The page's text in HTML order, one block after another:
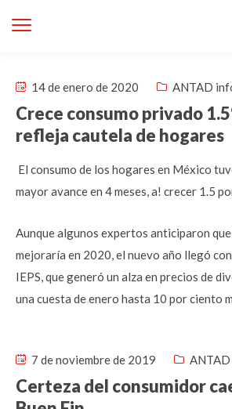
14 de enero de 2020 ANTAD
Crece consumo privado
refleja cautela de hogares
El consumo de los hogares en México
mayor avance en 4 meses, a! crecer 1.5
Aunque algunos expertos anticiparon
mejoraría en 2020, el nuevo año llegó
IEPS, que generó un alza en precios de
una cuesta de enero hasta 10 por ciento
7 de noviembre de 2019
Certeza del consumidor